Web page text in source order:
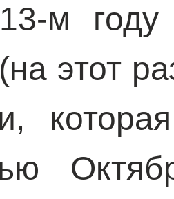
м году
этот